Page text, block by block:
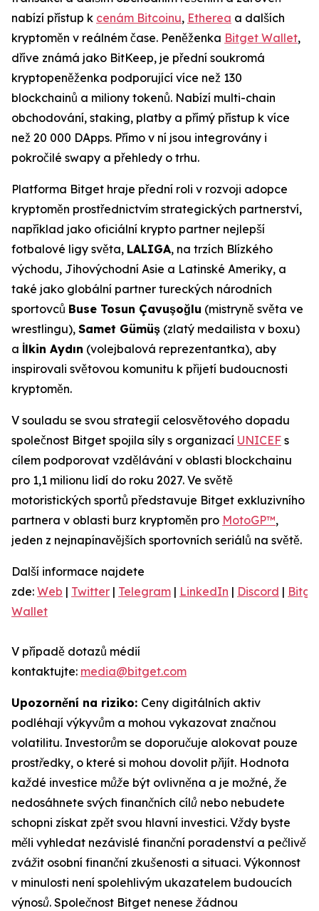
nabízí přístup k cenám Bitcoinu, Etherea a dalších
kryptoměn v reálném čase. Peněženka Bitget Wallet,
dříve známá jako BitKeep, je přední soukromá
kryptopeněženka podporující více než 130
blockchainů a miliony tokenů. Nabízí multi-chain
obchodování, staking, platby a přímý přístup k více
než 20 000 DApps. Přímo v ní jsou integrovány i
pokročilé swapy a přehledy o trhu.
Platforma Bitget hraje přední roli v rozvoji adopce
kryptoměn prostřednictvím strategických partnerství,
například jako oficiální krypto partner nejlepší
fotbalové ligy světa, LALIGA, na trzích Blízkého
východu, Jihovýchodní Asie a Latinské Ameriky, a
také jako globální partner tureckých národních
sportovců Buse Tosun Çavuşoğlu (mistryně světa ve
wrestlingu), Samet Gümüş (zlatý medailista v boxu)
a İlkin Aydın (volejbalová reprezentantka), aby
inspirovali světovou komunitu k přijetí budoucnosti
kryptoměn.
V souladu se svou strategií celosvětového dopadu
společnost Bitget spojila síly s organizací UNICEF s
cílem podporovat vzdělávání v oblasti blockchainu
pro 1,1 milionu lidí do roku 2027. Ve světě
motoristických sportů představuje Bitget exkluzivního
partnera v oblasti burz kryptoměn pro MotoGP™,
jeden z nejnapínavějších sportovních seriálů na světě.
Další informace najdete
zde: Web | Twitter | Telegram | LinkedIn | Discord |
Wallet
V případě dotazů médií
kontaktujte: media@bitget.com
Upozornění na riziko: Ceny digitálních aktiv
podléhají výkyvům a mohou vykazovat značnou
volatilitu. Investorům se doporučuje alokovat pouze
prostředky, o které si mohou dovolit přijít. Hodnota
každé investice může být ovlivněna a je možné, že
nedosáhnete svých finančních cílů nebo nebudete
schopni získat zpět svou hlavní investici. Vždy byste
měli vyhledat nezávislé finanční poradenství a pečlivě
zvážit osobní finanční zkušenosti a situaci. Výkonnost
v minulosti není spolehlivým ukazatelem budoucích
výnosů. Společnost Bitget nenese žádnou